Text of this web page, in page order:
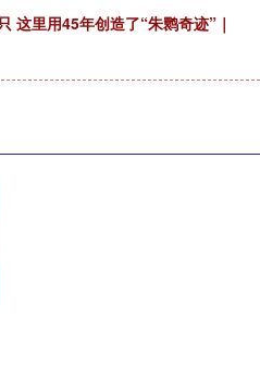
这里用45年创造了“朱鹮奇迹”｜